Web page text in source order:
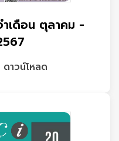
เดือน ตุลาคม -
ดาวน์โหลด